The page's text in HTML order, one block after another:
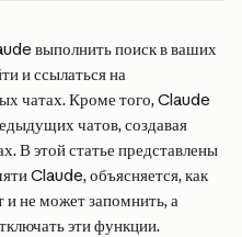
выполнить поиск в ваших
и ссылаться на
чатах. Кроме того, Claude
чатов, создавая
В этой статье представлены
Claude, объясняется, как
не может запомнить, а
эти функции.